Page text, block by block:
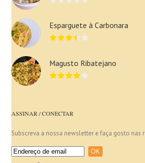
Esparguete à Carbonara
Magusto Ribatejano
ASSINAR / CONECTAR
Subscreva a nossa newsletter e faça gosto nas